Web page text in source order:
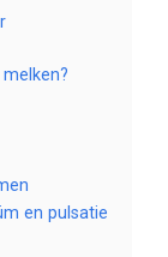
en pulsatie